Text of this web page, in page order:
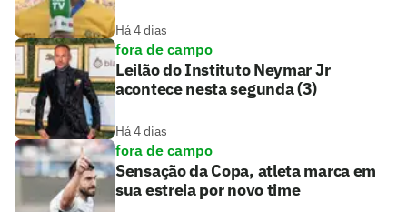
Há 4 dias
fora de campo
Leilão do Instituto Neymar Jr
acontece nesta segunda (3)
Há 4 dias
fora de campo
Sensação da Copa, atleta marca em
sua estreia por novo time